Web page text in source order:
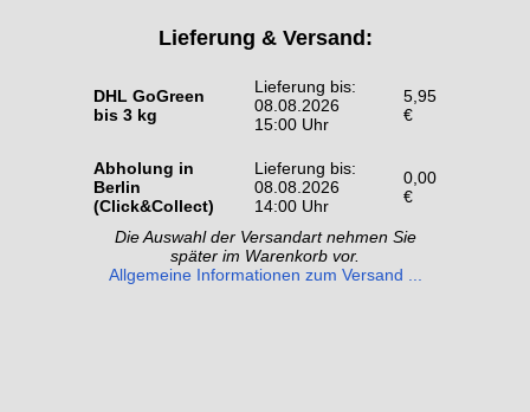
Lieferung & Versand:
DHL GoGreen
bis 3 kg
Lieferung bis:
08.08.2026
15:00 Uhr
5,95
€
Abholung in
Berlin
(Click&Collect)
Lieferung bis:
08.08.2026
14:00 Uhr
0,00
€
Die Auswahl der Versandart nehmen Sie
später im Warenkorb vor.
Allgemeine Informationen zum Versand ...